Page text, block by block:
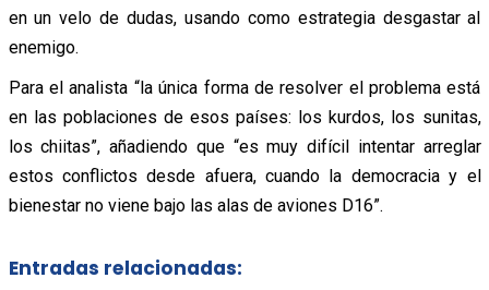
en un velo de dudas, usando como estrategia desgastar al
enemigo.
Para el analista “la única forma de resolver el problema está
en las poblaciones de esos países: los kurdos, los sunitas,
los chiitas”, añadiendo que “es muy difícil intentar arreglar
estos conflictos desde afuera, cuando la democracia y el
bienestar no viene bajo las alas de aviones D16”.
Entradas relacionadas: